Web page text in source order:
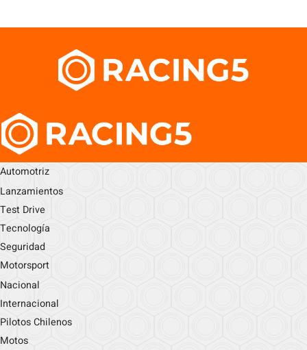
Automotriz
Lanzamientos
Test Drive
Tecnología
Seguridad
Motorsport
Nacional
Internacional
Pilotos Chilenos
Motos